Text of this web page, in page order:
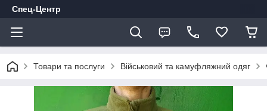
Спец-Центр
Товари та послуги Військовий та камуфляжний одяг